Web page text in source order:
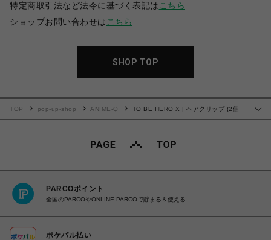
特定商取引法など法令に基づく表記は こちら
ショップお問い合わせは こちら
SHOP TOP
TOP pop-up-shop ANIME-Q
TO BE HERO X | ヘアクリップ (2個セ
PARCOポイント
全国のPARCOやONLINE PARCOで貯まる＆使える
ポケパル払い